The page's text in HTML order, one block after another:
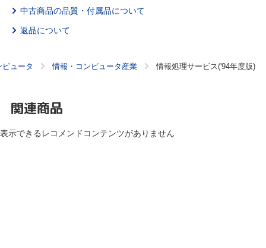
中古商品の品質・付属品について
返品について
ュータ 情報・コンピュータ産業 情報処理サービス('94年度版)
関連商品
表示できるレコメンドコンテンツがありません